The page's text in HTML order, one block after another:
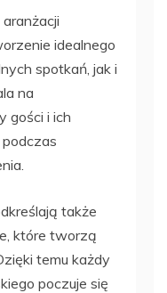
idealnego
spotkań, jak i
na
gości i ich
także
które tworzą
temu każdy
poczuje się